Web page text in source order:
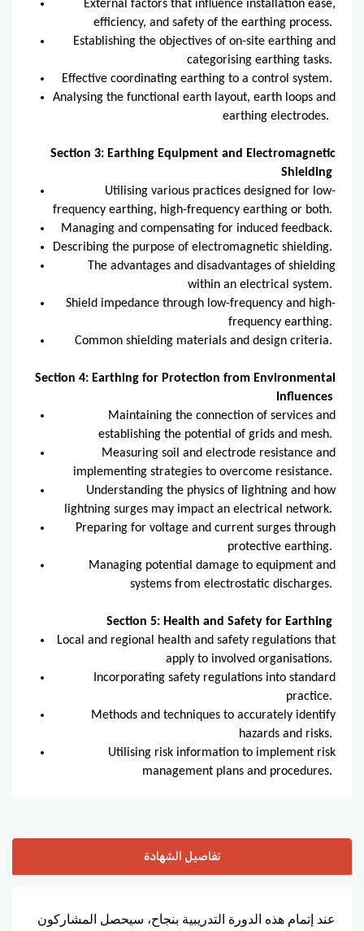
External factors that influence installation ease,
efficiency, and safety of the earthing process.
Establishing the objectives of on-site earthing and
categorising earthing tasks.
Effective coordinating earthing to a control system.
Analysing the functional earth layout, earth loops and
earthing electrodes.
Section 3: Earthing Equipment and Electromagnetic
Shielding
Utilising various practices designed for low-
frequency earthing, high-frequency earthing or both.
Managing and compensating for induced feedback.
Describing the purpose of electromagnetic shielding.
The advantages and disadvantages of shielding
within an electrical system.
Shield impedance through low-frequency and high-
frequency earthing.
Common shielding materials and design criteria.
Section 4: Earthing for Protection from Environmental
Influences
Maintaining the connection of services and
establishing the potential of grids and mesh.
Measuring soil and electrode resistance and
implementing strategies to overcome resistance.
Understanding the physics of lightning and how
lightning surges may impact an electrical network.
Preparing for voltage and current surges through
protective earthing.
Managing potential damage to equipment and
systems from electrostatic discharges.
Section 5: Health and Safety for Earthing
Local and regional health and safety regulations that
apply to involved organisations.
Incorporating safety regulations into standard
practice.
Methods and techniques to accurately identify
hazards and risks.
Utilising risk information to implement risk
management plans and procedures.
تفاصيل الشهادة
عند إتمام هذه الدورة التدريبية بنجاح، سيحصل المشاركون